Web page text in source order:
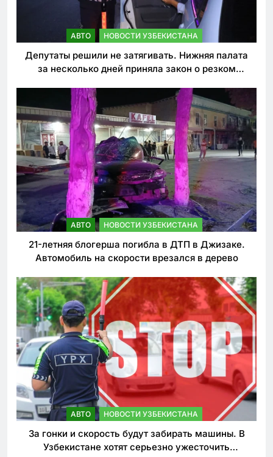
АВТО НОВОСТИ УЗБЕКИСТАНА
Депутаты решили не затягивать. Нижняя палата
за несколько дней приняла закон о резком
АВТО НОВОСТИ УЗБЕКИСТАНА
21-летняя блогерша погибла в ДТП в Джизаке.
Автомобиль на скорости врезался в дерево
АВТО НОВОСТИ УЗБЕКИСТАНА
За гонки и скорость будут забирать машины. В
Узбекистане хотят серьезно ужесточить